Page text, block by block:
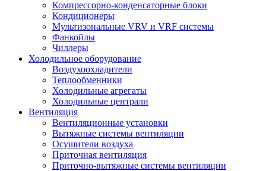
Компрессорно-конденсаторные блоки
Кондиционеры
Мультизональные VRV и VRF системы
Фанкойлы
Чиллеры
Холодильное оборудование
Воздухоохладители
Теплообменники
Холодильные агрегаты
Холодильные централи
Вентиляция
Вентиляционные установки
Вытяжные системы вентиляции
Осушители воздуха
Приточная вентиляция
Приточно-вытяжные системы вентиляции